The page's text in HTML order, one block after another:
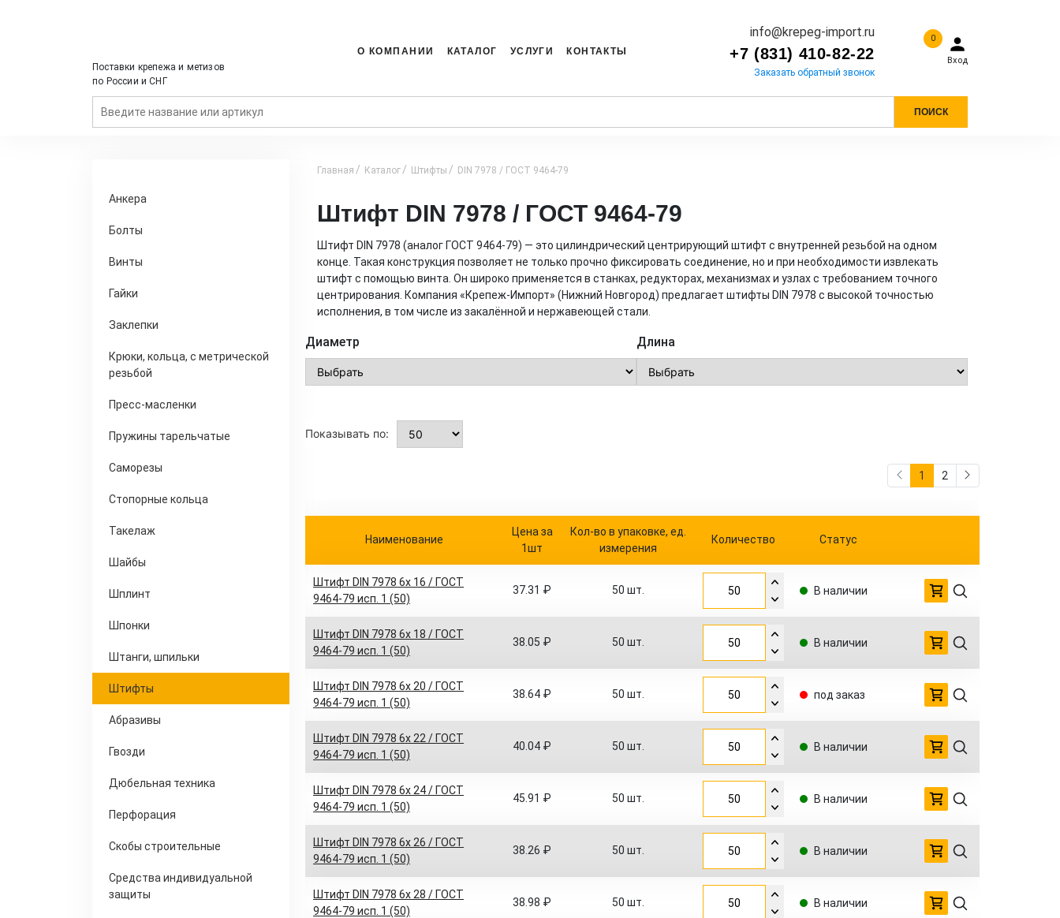
Поставки крепежа и метизов
по России и СНГ
О КОМПАНИИ КАТАЛОГ УСЛУГИ КОНТАКТЫ
info@krepeg-import.ru
+7 (831) 410-82-22
Заказать обратный звонок
0
Вход
ПОИСК
Анкера
Болты
Винты
Гайки
Заклепки
Крюки, кольца, с метрической
резьбой
Пресс-масленки
Пружины тарельчатые
Саморезы
Стопорные кольца
Такелаж
Шайбы
Шплинт
Шпонки
Штанги, шпильки
Штифты
Абразивы
Гвозди
Дюбельная техника
Перфорация
Скобы строительные
Средства индивидуальной
защиты
Главная Каталог Штифты DIN 7978 / ГОСТ 9464-79
Штифт DIN 7978 / ГОСТ 9464-79
Штифт DIN 7978 (аналог ГОСТ 9464-79) — это цилиндрический центрирующий штифт с внутренней резьбой на одном
конце. Такая конструкция позволяет не только прочно фиксировать соединение, но и при необходимости извлекать
штифт с помощью винта. Он широко применяется в станках, редукторах, механизмах и узлах с требованием точного
центрирования. Компания «Крепеж-Импорт» (Нижний Новгород) предлагает штифты DIN 7978 с высокой точностью
исполнения, в том числе из закалённой и нержавеющей стали.
Диаметр Длина
Показывать по:
1 2
Наименование
Цена за
1шт
Кол-во в упаковке, ед.
измерения
Количество Статус
Штифт DIN 7978 6x 16 / ГОСТ
9464-79 исп. 1 (50)
37.31 ₽ 50 шт. В наличии
Штифт DIN 7978 6x 18 / ГОСТ
9464-79 исп. 1 (50)
38.05 ₽ 50 шт. В наличии
Штифт DIN 7978 6x 20 / ГОСТ
9464-79 исп. 1 (50)
38.64 ₽ 50 шт. под заказ
Штифт DIN 7978 6x 22 / ГОСТ
9464-79 исп. 1 (50)
40.04 ₽ 50 шт. В наличии
Штифт DIN 7978 6x 24 / ГОСТ
9464-79 исп. 1 (50)
45.91 ₽ 50 шт. В наличии
Штифт DIN 7978 6x 26 / ГОСТ
9464-79 исп. 1 (50)
38.26 ₽ 50 шт. В наличии
Штифт DIN 7978 6x 28 / ГОСТ
9464-79 исп. 1 (50)
38.98 ₽ 50 шт. В наличии